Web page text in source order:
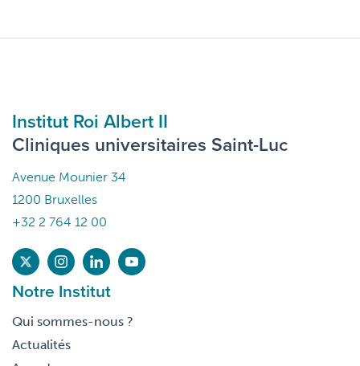
Institut Roi Albert II
Cliniques universitaires Saint-Luc
Avenue Mounier 34
1200 Bruxelles
+32 2 764 12 00
Notre Institut
Qui sommes-nous ?
Actualités